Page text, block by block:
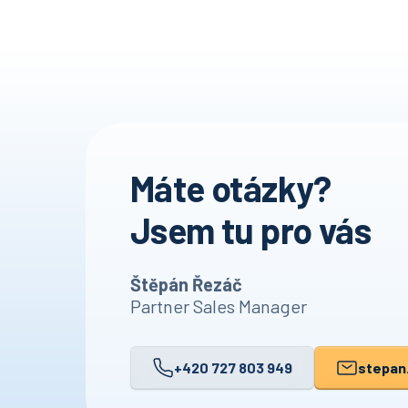
Máte otázky?
Jsem tu pro vás
Štěpán Řezáč
Partner Sales Manager
+420 727 803 949